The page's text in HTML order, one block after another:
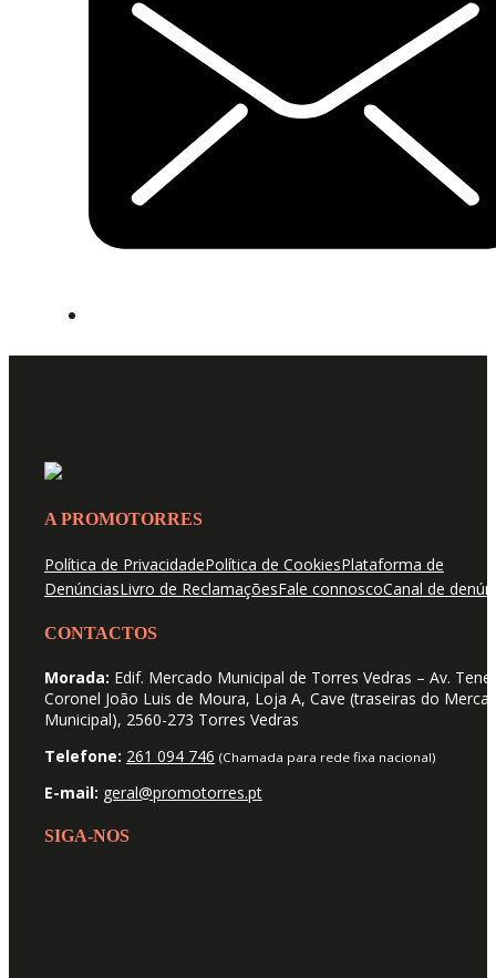
A PROMOTORRES
Política de PrivacidadePolítica de CookiesPlataforma de
DenúnciasLivro de ReclamaçõesFale connoscoCanal de
CONTACTOS
Morada: Edif. Mercado Municipal de Torres Vedras – Av.
Coronel João Luis de Moura, Loja A, Cave (traseiras do
Municipal), 2560-273 Torres Vedras
Telefone: 261 094 746 (Chamada para rede fixa nacional)
E-mail: geral@promotorres.pt
SIGA-NOS